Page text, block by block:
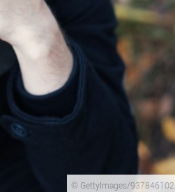
© GettyImages/937846102